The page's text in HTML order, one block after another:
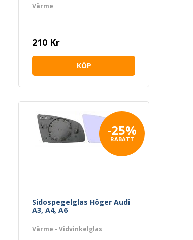
Värme
210 Kr
KÖP
-25%
RABATT
Sidospegelglas Höger Audi
A3, A4, A6
Värme - Vidvinkelglas